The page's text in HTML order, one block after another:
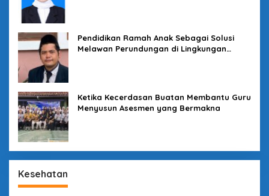
Pendidikan Ramah Anak Sebagai Solusi
Melawan Perundungan di Lingkungan
Ketika Kecerdasan Buatan Membantu Guru
Menyusun Asesmen yang Bermakna
Kesehatan